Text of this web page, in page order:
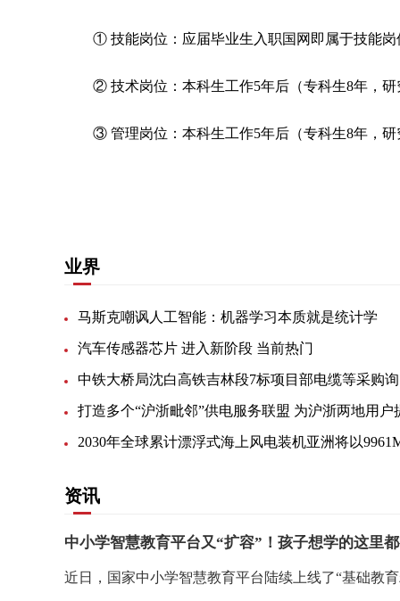
① 技能岗位：应届毕业生入职国网即属于技能岗
② 技术岗位：本科生工作5年后（专科生8年，
③ 管理岗位：本科生工作5年后（专科生8年，
业界
马斯克嘲讽人工智能：机器学习本质就是统计学
汽车传感器芯片 进入新阶段 当前热门
资讯
中小学智慧教育平台又“扩容”！孩子想学的这里
近日，国家中小学智慧教育平台陆续上线了“基础教